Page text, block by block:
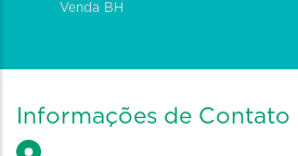
Venda BH
Informações de Contato